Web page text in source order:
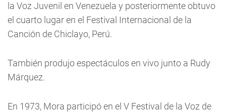
la Voz Juvenil en Venezuela y posteriormente obtuvo
el cuarto lugar en el Festival Internacional de la
Canción de Chiclayo, Perú.
También produjo espectáculos en vivo junto a Rudy
Márquez.
En 1973, Mora participó en el V Festival de la Voz de